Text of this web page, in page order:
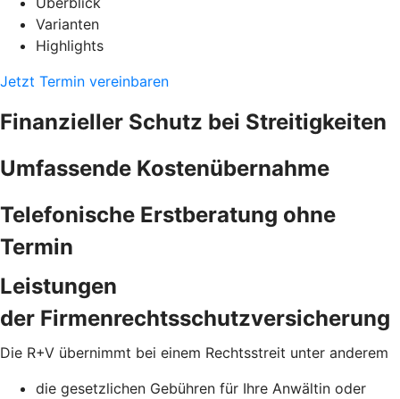
Varianten
Highlights
Jetzt Termin vereinbaren
Finanzieller Schutz bei Streitigkeiten
Umfassende Kostenübernahme
Telefonische Erstberatung ohne
Termin
Leistungen
der Firmenrechtsschutzversicherung
Die R+V übernimmt bei einem Rechtsstreit unter anderem
die gesetzlichen Gebühren für Ihre Anwältin oder